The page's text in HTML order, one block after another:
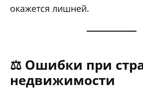
окажется лишней.
⚖️ Ошибки при
недвижимости